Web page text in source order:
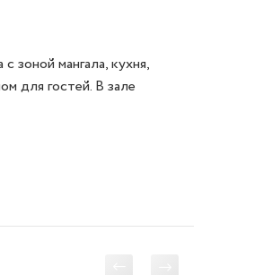
зоной мангала, кухня,
для гостей. В зале